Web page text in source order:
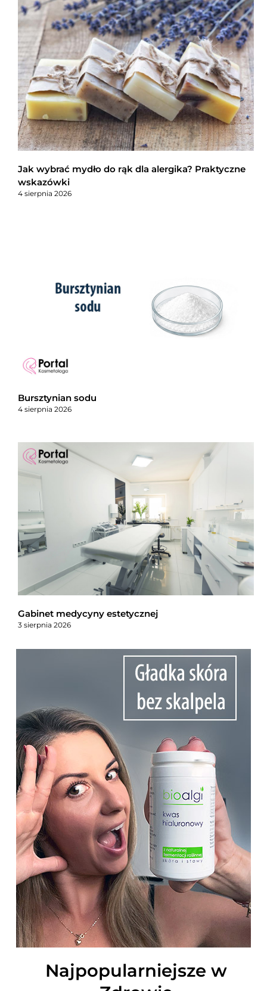
Jak wybrać mydło do rąk dla alergika? Praktyczne
wskazówki
4 sierpnia 2026
Bursztynian sodu
4 sierpnia 2026
Gabinet medycyny estetycznej
3 sierpnia 2026
Najpopularniejsze w